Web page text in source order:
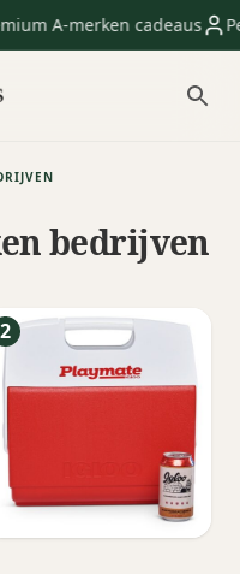
A-merken cadeaus
bedrijven